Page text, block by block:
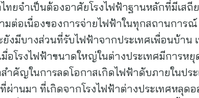
ทยจำเป็นต้องอาศัยโรงไฟฟ้าฐานหลักที่มีเสถี
มต่อเนื่องของการจ่ายไฟฟ้าในทุกสถานการ
ยังมีบางส่วนที่รับไฟฟ้าจากประเทศเพื่อนบ้าน
มื่อโรงไฟฟ้าขนาดใหญ่ในต่างประเทศมีการ
สำคัญในการลดโอกาสเกิดไฟฟ้าดับภายในป
ผ่านมา ที่เกิดจากโรงไฟฟ้าต่างประเทศหลุด